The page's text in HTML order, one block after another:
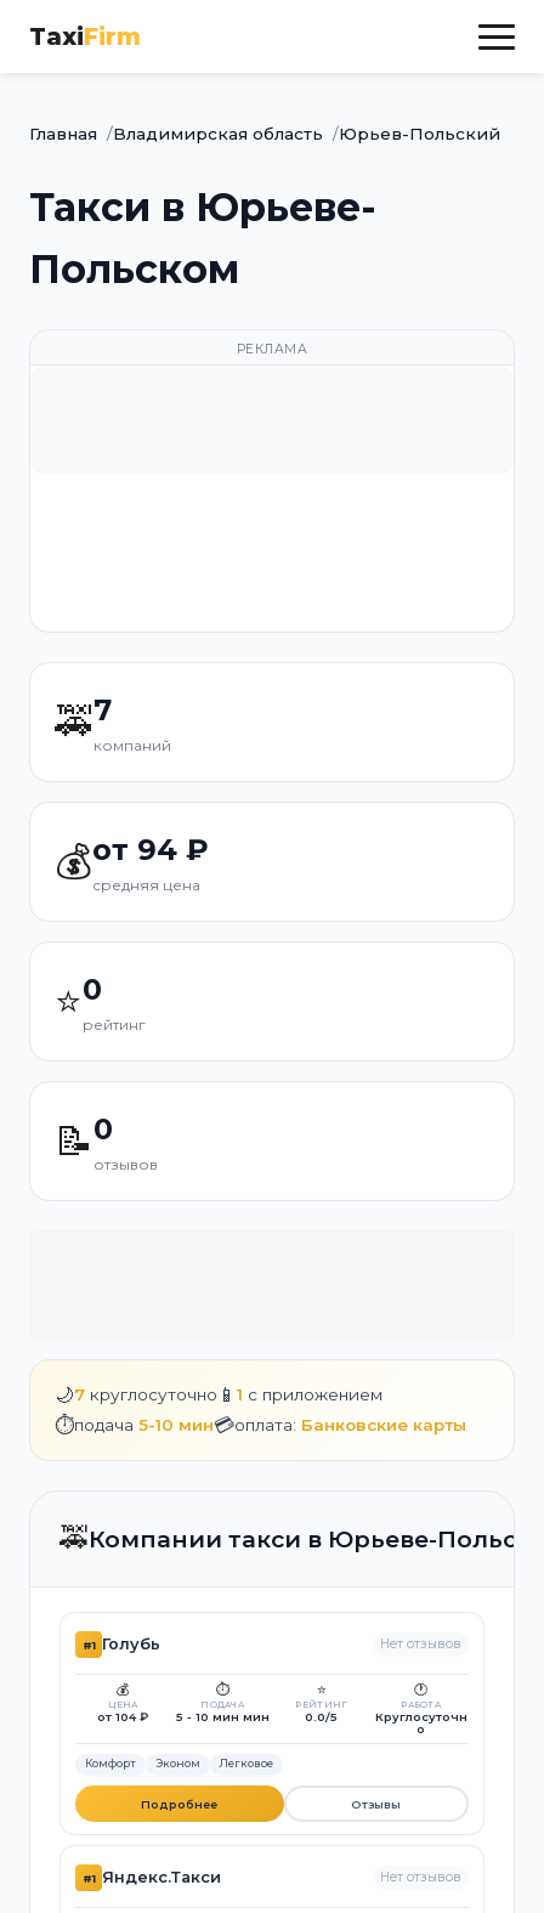
TaxiFirm
Главная Владимирская область Юрьев-Польский
Такси в Юрьеве-
Польском
РЕКЛАМА
🚕7
компаний
💰от 94 ₽
средняя цена
⭐0
рейтинг
📝0
отзывов
🌙7 круглосуточно 📱 1 с приложением
⏱️подача 5-10 мин💳оплата: Банковские карты
🚕Компании такси в Юрьеве-
#1 Голубь Нет отзывов
💰
ЦЕНА
от 104 ₽
⏱️
ПОДАЧА
5 - 10 мин мин
⭐
РЕЙТИНГ
0.0/5
🕐
РАБОТА
Круглосуточн
о
Комфорт Эконом Легковое
Подробнее Отзывы
#1 Яндекс.Такси Нет отзывов